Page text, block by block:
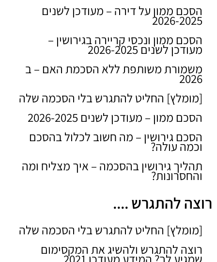
הסכם ממון על דירה – מעודכן לשנים
2026-2025
הסכם ממון ונכסי קריירה בגירושין –
מעודכן לשנים 2026-2025
משמורת משותפת ללא הסכמת האם – ב
2026
[מומלץ] החליט להתגרש בלי הסכמה שלה
הסכם ממון – מעודכן לשנים 2026-2025
הסכם גירושין – מה חשוב לכלול בהסכם
וכמה עולה?
תהליך גירושין בהסכמה – איך מצליח ומה
והחסרונות?
רוצה להתגרש ....
[מומלץ] החליט להתגרש בלי הסכמה שלה
רוצה להתגרש ולהשיג את המקסימום